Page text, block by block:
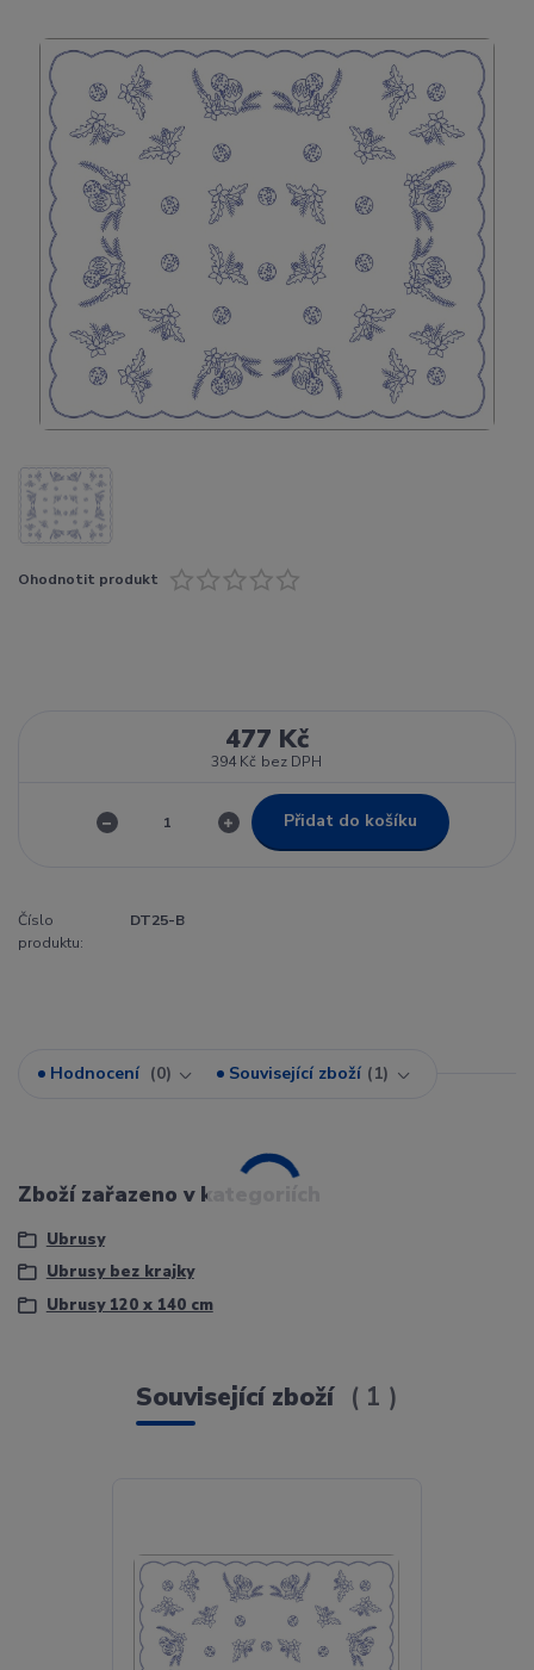
Ohodnotit produkt
477 Kč
394 Kč bez DPH
Přidat do košíku
Číslo
produktu:
DT25-B
Hodnocení 0 Související zboží 1
Zboží zařazeno v kategoriích
Ubrusy
Ubrusy bez krajky
Ubrusy 120 x 140 cm
Související zboží 1